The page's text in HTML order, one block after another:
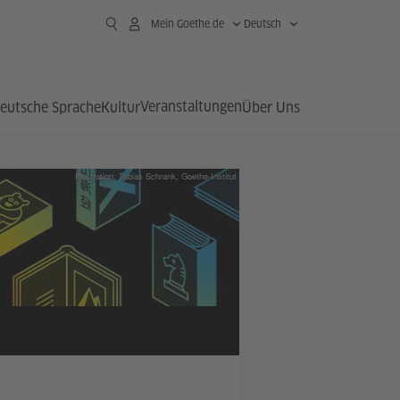
Mein Goethe.de Deutsch
SpracheKulturVeranstaltungenÜber Uns
Illustration: Tobias Schrank, Goethe-Institut